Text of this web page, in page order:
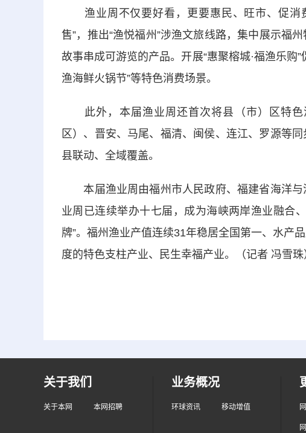
渔业周不仅要好看，更要惠民、旺市、促消
售”，推出“渔悦福州”涉渔文旅线路，集中展示福
故事串成可游览的产品。开展“惠聚榕城·福渔乐购
渔海鲜火锅节”等特色消费场景。
此外，本届渔业周还首次将县（市）区特
区）、晋安、马尾、福清、闽侯、连江、罗源等
县联动、全域覆盖。
本届渔业周由福州市人民政府、福建省海洋与
业周已连续举办十七届，成为海峡两岸渔业融合
牌”。福州渔业产值连续31年稳居全国第一、水产
度的特色支柱产业、民生幸福产业。（记者 冯雪珠
关于我们
关于本网 本网招聘
业务概况
环球资讯 移动增值